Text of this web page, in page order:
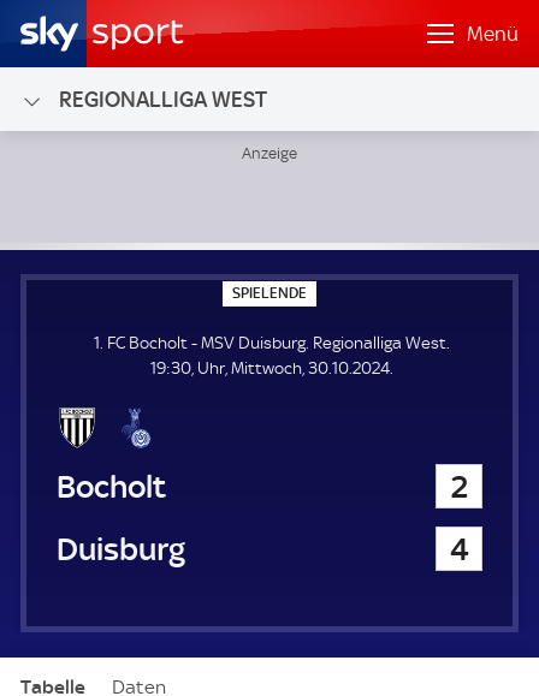
Menü
REGIONALLIGA WEST
SPIELENDE
P
E
L
E
1. FC Bocholt - MSV Duisburg. Regionalliga West.
19:30, Uhr, Mittwoch, 30.10.2024.
1. FC Bocholt
2
MSV Duisburg
4
Tabelle Daten